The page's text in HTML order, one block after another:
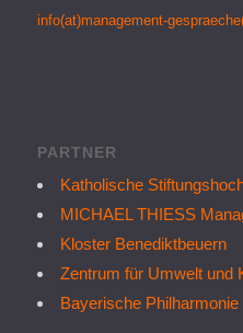
info(at)management-
PARTNER
Katholische
MICHAEL THIESS
Kloster Benediktbeuern
Zentrum für Umwelt und
Bayerische Philharmonie